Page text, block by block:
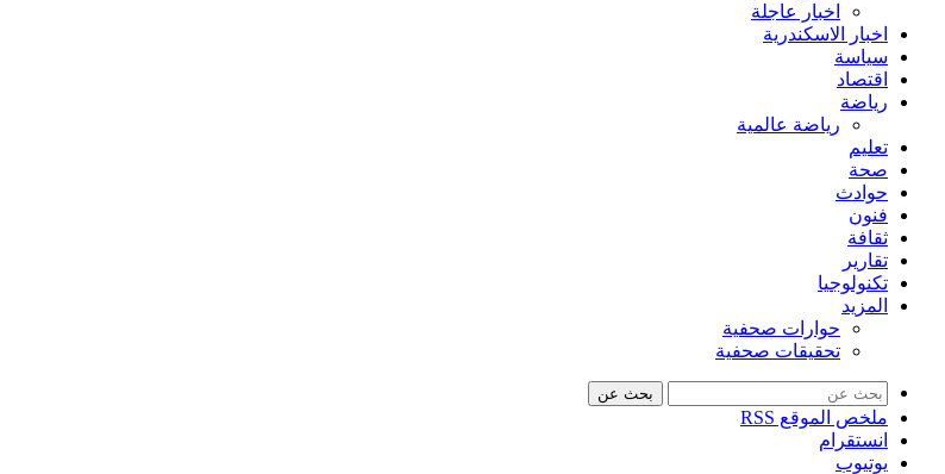
اخبار عاجلة
اخبار الاسكندرية
سياسة
اقتصاد
رياضة
رياضة عالمية
تعليم
صحة
حوادث
فنون
ثقافة
تقارير
تكنولوجيا
المزيد
حوارات صحفية
تحقيقات صحفية
بحث عن
ملخص الموقع RSS
انستقرام
يوتيوب